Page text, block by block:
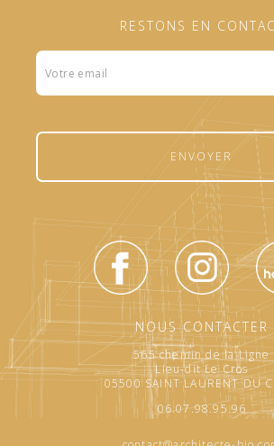
RESTONS EN
Formulaire
footer
ENVOYER
NOUS CONTACTER
565 chemin de la Ligne
Lieu-dit Le Cros
05500 SAINT LAURENT DU
06.07.98.95.96